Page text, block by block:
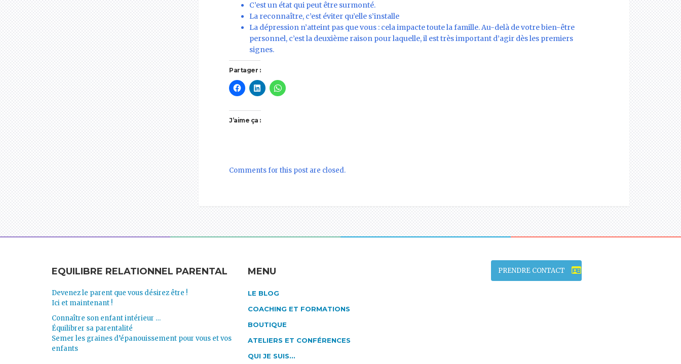
C’est un état qui peut être surmonté.
La reconnaître, c’est éviter qu’elle s’installe
La dépression n’atteint pas que vous : cela impacte toute la famille. Au-delà de votre bien-être
personnel, c’est la deuxième raison pour laquelle, il est très important d’agir dès les premiers
signes.
Partager :
J’aime ça :
Comments for this post are closed.
EQUILIBRE RELATIONNEL PARENTAL
Devenez le parent que vous désirez être !
Ici et maintenant !
Connaître son enfant intérieur …
Équilibrer sa parentalité
Semer les graines d’épanouissement pour vous et vos
enfants
MENU
LE BLOG
COACHING ET FORMATIONS
BOUTIQUE
ATELIERS ET CONFÉRENCES
QUI JE SUIS…
PRENDRE CONTACT